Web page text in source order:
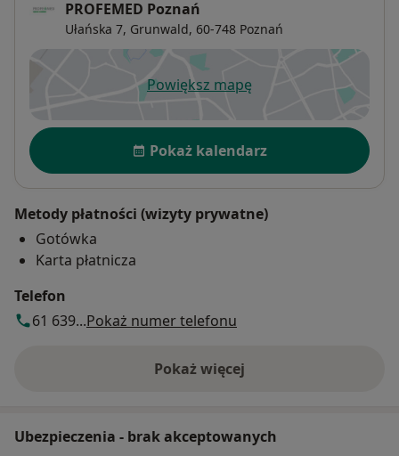
PROFEMED Poznań
Ułańska 7, Grunwald, 60-748 Poznań
Powiększ mapęotwiera się w nowej karcie
Dostępność
Pokaż kalendarz
Metody płatności (wizyty prywatne)
Gotówka
Karta płatnicza
Telefon
61 639...Pokaż numer telefonu
Pokaż więcej
o adresie
Ubezpieczenia - brak akceptowanych